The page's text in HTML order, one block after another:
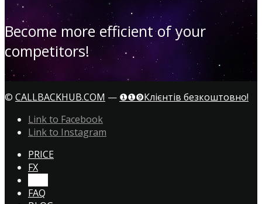
Become more efficient of your
competitors!
© CALLBACKHUB.COM — ❶❶❾Клієнтів безкоштовно!
Link to Facebook
Link to Instagram
PRICE
FX
FAQ